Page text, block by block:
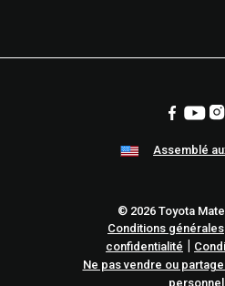
Assemblé
© 2026 Toyota
Conditions générales
confidentialité |
Ne pas vendre ou